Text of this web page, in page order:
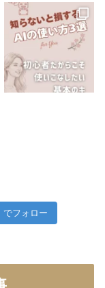
でフォロー